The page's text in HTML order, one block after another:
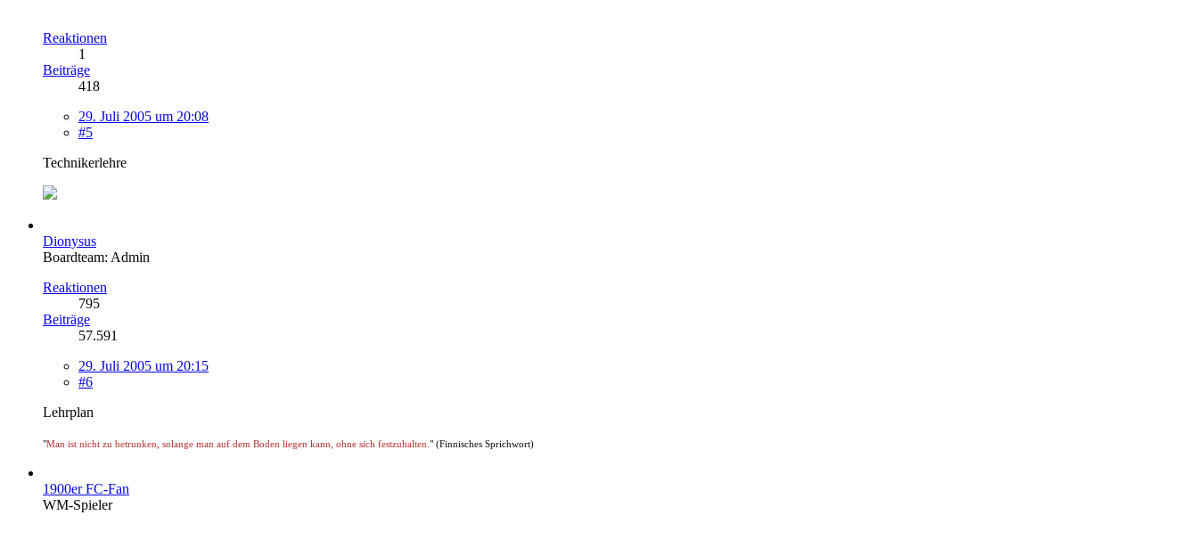
Reaktionen
1
Beiträge
418
29. Juli 2005 um 20:08
#5
Technikerlehre
Dionysus
Boardteam: Admin
Reaktionen
795
Beiträge
57.591
29. Juli 2005 um 20:15
#6
Lehrplan
"Man ist nicht zu betrunken, solange man auf dem Boden liegen kann, ohne sich festzuhalten. " (Finnisches Sprichwort)
1900er FC-Fan
WM-Spieler